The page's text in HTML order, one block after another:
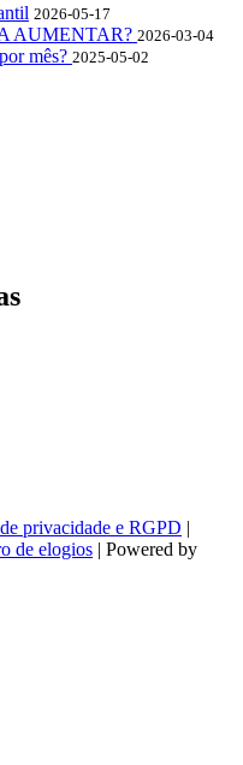
2026-05-17
AUMENTAR? 2026-03-04
mês? 2025-05-02
privacidade e RGPD
de elogios | Powered by